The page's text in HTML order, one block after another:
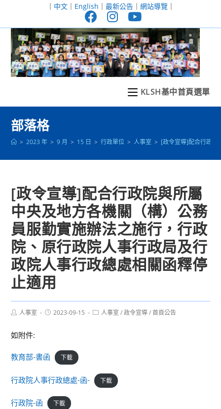
至
｜ 中文｜ English ｜ 最新公告｜ 網站導覽｜
KLSH基中首頁選單
部落格
> 2023 年 > 9 月 > 15 日 > 行政單位 > 人事室 > [政令宣導]配合行政院
[政令宣導]配合行政院與所屬
中央及地方各機關（構）公務
員服勤實施辦法之施行，行政
院、原行政院人事行政局及行
政院人事行政總處相關函釋停
止適用
Post人事室
Post2023-09-15
Post人事室 / 政令宣導 / 首頁公告
如附件:
教育部-書函 下載
行政院人事行政總處-函- 下載
行政院-函 下載